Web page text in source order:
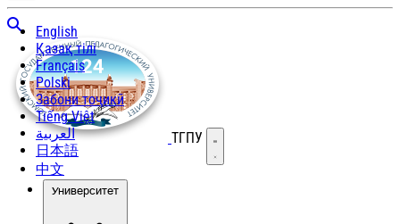
English
Қазақ тілі
Français
Polski
Забони тоҷикӣ
Tiếng Việt
العربية
日本語
中文
ТГПУ Открыть меню
Университет